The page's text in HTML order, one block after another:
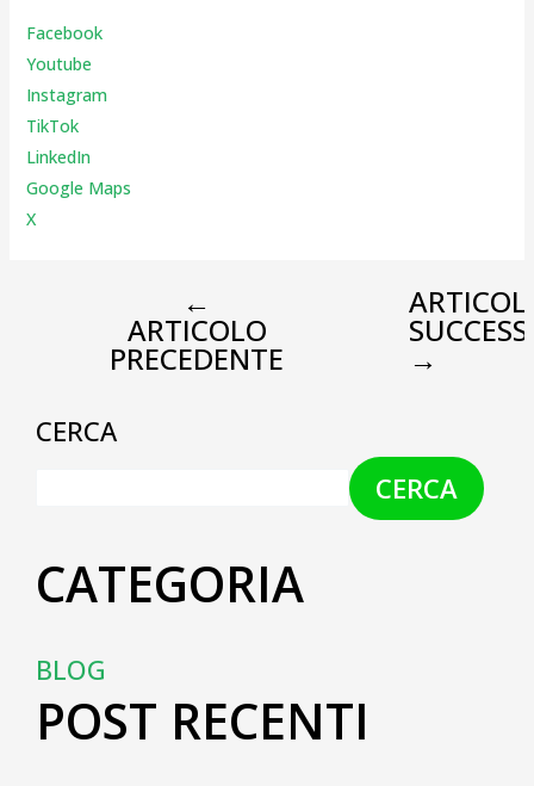
Facebook
Youtube
Instagram
TikTok
LinkedIn
Google Maps
X
←
ARTICOLO
PRECEDENTE →
CERCA
CERCA
CATEGORIA
BLOG
POST RECENTI